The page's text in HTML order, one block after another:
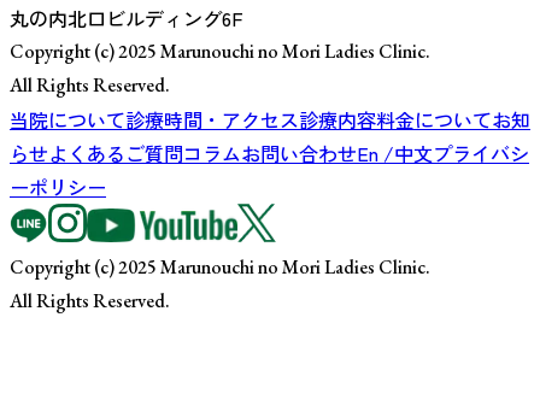
丸の内北口ビルディング6F
Copyright (c) 2025 Marunouchi no Mori Ladies Clinic.
All Rights Reserved.
当院について診療時間・アクセス診療内容料金についてお知
らせよくあるご質問コラムお問い合わせEn /中文プライバシ
ーポリシー
Copyright (c) 2025 Marunouchi no Mori Ladies Clinic.
All Rights Reserved.